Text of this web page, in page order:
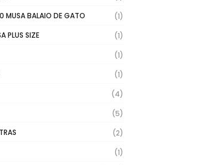
MUSA BALAIO DE GATO
(1)
PLUS SIZE
(1)
(1)
(1)
(4)
(5)
(2)
(1)